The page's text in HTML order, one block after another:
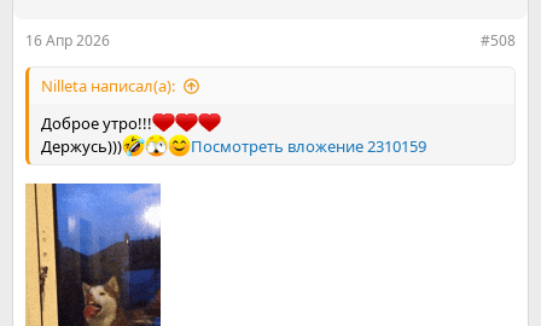
16 Апр 2026 #508
Nilleta написал(а):
Доброе утро!!!
Держусь)))
Посмотреть вложение 2310159